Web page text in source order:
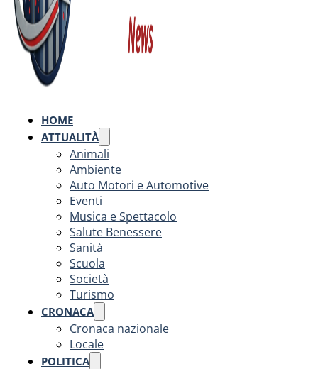
HOME
ATTUALITÀ
Animali
Ambiente
Auto Motori e Automotive
Eventi
Musica e Spettacolo
Salute Benessere
Sanità
Scuola
Società
Turismo
CRONACA
Cronaca nazionale
Locale
POLITICA